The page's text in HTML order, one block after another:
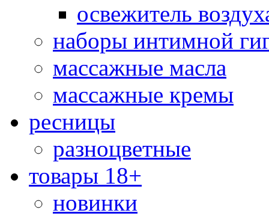
освежитель
наборы интимной
массажные масла
массажные кремы
ресницы
разноцветные
товары 18+
новинки